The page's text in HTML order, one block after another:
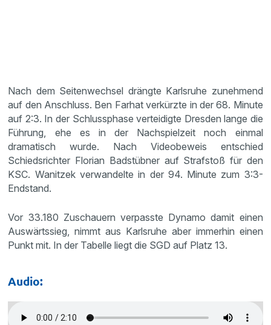
Nach dem Seitenwechsel drängte Karlsruhe zunehmend
auf den Anschluss. Ben Farhat verkürzte in der 68. Minute
auf 2:3. In der Schlussphase verteidigte Dresden lange die
Führung, ehe es in der Nachspielzeit noch einmal
dramatisch wurde. Nach Videobeweis entschied
Schiedsrichter Florian Badstübner auf Strafstoß für den
KSC. Wanitzek verwandelte in der 94. Minute zum 3:3-
Endstand.
Vor 33.180 Zuschauern verpasste Dynamo damit einen
Auswärtssieg, nimmt aus Karlsruhe aber immerhin einen
Punkt mit. In der Tabelle liegt die SGD auf Platz 13.
Audio: